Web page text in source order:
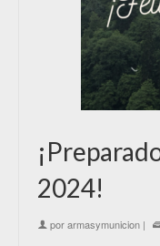
2024!
porarmasymunicion |